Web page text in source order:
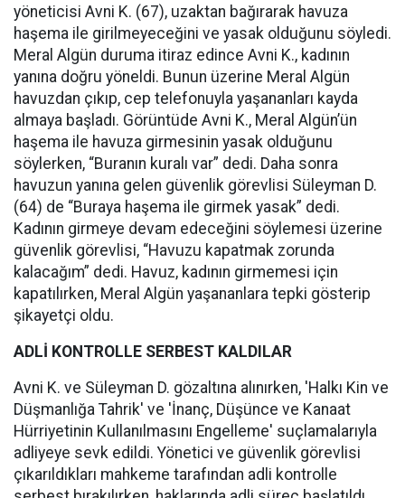
yöneticisi Avni K. (67), uzaktan bağırarak havuza
haşema ile girilmeyeceğini ve yasak olduğunu söyledi.
Meral Algün duruma itiraz edince Avni K., kadının
yanına doğru yöneldi. Bunun üzerine Meral Algün
havuzdan çıkıp, cep telefonuyla yaşananları kayda
almaya başladı. Görüntüde Avni K., Meral Algün’ün
haşema ile havuza girmesinin yasak olduğunu
söylerken, “Buranın kuralı var” dedi. Daha sonra
havuzun yanına gelen güvenlik görevlisi Süleyman D.
(64) de “Buraya haşema ile girmek yasak” dedi.
Kadının girmeye devam edeceğini söylemesi üzerine
güvenlik görevlisi, “Havuzu kapatmak zorunda
kalacağım” dedi. Havuz, kadının girmemesi için
kapatılırken, Meral Algün yaşananlara tepki gösterip
şikayetçi oldu.
ADLİ KONTROLLE SERBEST KALDILAR
Avni K. ve Süleyman D. gözaltına alınırken, 'Halkı Kin ve
Düşmanlığa Tahrik' ve 'İnanç, Düşünce ve Kanaat
Hürriyetinin Kullanılmasını Engelleme' suçlamalarıyla
adliyeye sevk edildi. Yönetici ve güvenlik görevlisi
çıkarıldıkları mahkeme tarafından adli kontrolle